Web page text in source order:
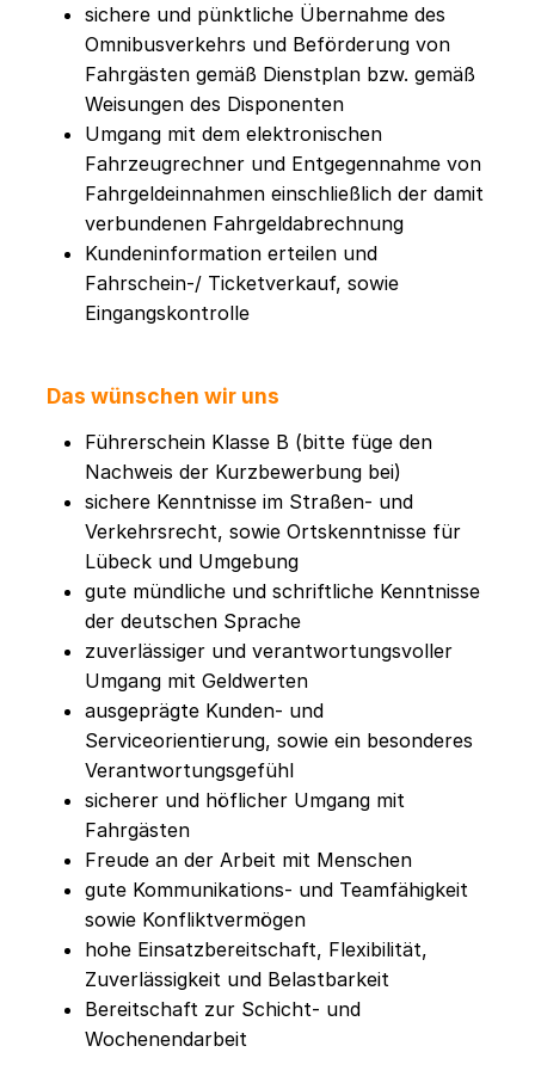
sichere und pünktliche Übernahme des
Omnibusverkehrs und Beförderung von
Fahrgästen gemäß Dienstplan bzw. gemäß
Weisungen des Disponenten
Umgang mit dem elektronischen
Fahrzeugrechner und Entgegennahme von
Fahrgeldeinnahmen einschließlich der damit
verbundenen Fahrgeldabrechnung
Kundeninformation erteilen und
Fahrschein-/ Ticketverkauf, sowie
Eingangskontrolle
Das wünschen wir uns
Führerschein Klasse B (bitte füge den
Nachweis der Kurzbewerbung bei)
sichere Kenntnisse im Straßen- und
Verkehrsrecht, sowie Ortskenntnisse für
Lübeck und Umgebung
gute mündliche und schriftliche Kenntnisse
der deutschen Sprache
zuverlässiger und verantwortungsvoller
Umgang mit Geldwerten
ausgeprägte Kunden- und
Serviceorientierung, sowie ein besonderes
Verantwortungsgefühl
sicherer und höflicher Umgang mit
Fahrgästen
Freude an der Arbeit mit Menschen
gute Kommunikations- und Teamfähigkeit
sowie Konfliktvermögen
hohe Einsatzbereitschaft, Flexibilität,
Zuverlässigkeit und Belastbarkeit
Bereitschaft zur Schicht- und
Wochenendarbeit